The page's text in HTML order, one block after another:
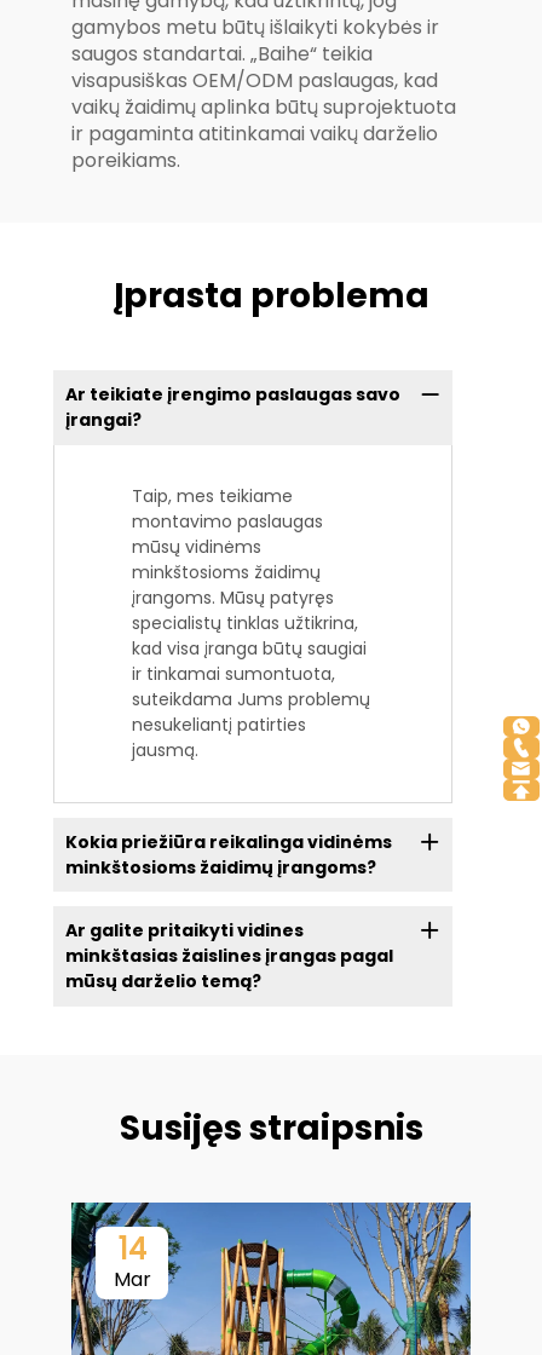
gamybos metu būtų išlaikyti kokybės ir
saugos standartai. „Baihe“ teikia
visapusiškas OEM/ODM paslaugas, kad
vaikų žaidimų aplinka būtų suprojektuota
ir pagaminta atitinkamai vaikų darželio
poreikiams.
Įprasta problema
Ar teikiate įrengimo paslaugas savo
įrangai?
Taip, mes teikiame
montavimo paslaugas
mūsų vidinėms
minkštosioms žaidimų
įrangoms. Mūsų patyręs
specialistų tinklas užtikrina,
kad visa įranga būtų saugiai
ir tinkamai sumontuota,
suteikdama Jums problemų
nesukeliantį patirties
jausmą.
Kokia priežiūra reikalinga vidinėms
minkštosioms žaidimų įrangoms?
Ar galite pritaikyti vidines
minkštasias žaislines įrangas pagal
mūsų darželio temą?
Susijęs straipsnis
14
Mar